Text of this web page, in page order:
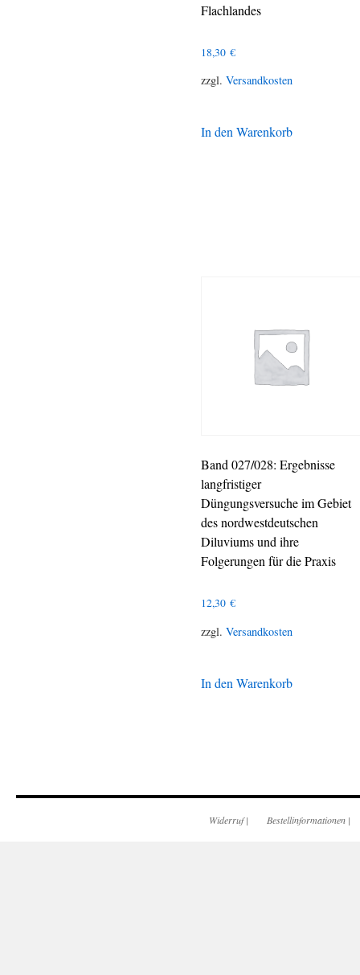
Flachlandes
18,30 €
zzgl. Versandkosten
In den Warenkorb
Band 027/028: Ergebnisse
langfristiger
Düngungsversuche im Gebiet
des nordwestdeutschen
Diluviums und ihre
Folgerungen für die Praxis
12,30 €
zzgl. Versandkosten
In den Warenkorb
Widerruf| Bestellinformationen |